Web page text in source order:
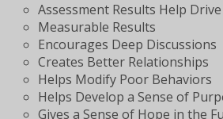
Assessment Results Help
Measurable Results
Encourages Deep Discussions
Creates Better Relationships
Helps Modify Poor Behaviors
Helps Develop a Sense of
Gives a Sense of Hope in the